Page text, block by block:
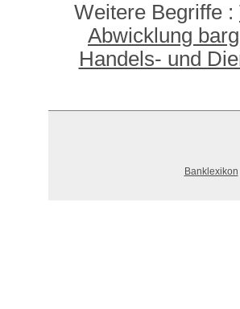
Weitere Begriffe :
Abwicklung
Handels- und
Banklexikon